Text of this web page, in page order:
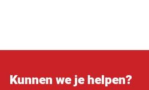
Kunnen we je helpen?